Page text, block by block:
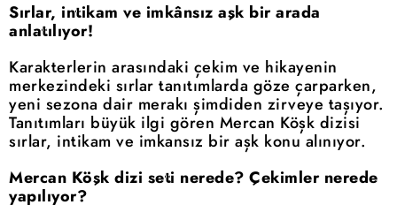
Sırlar, intikam ve imkânsız aşk bir arada
anlatılıyor!
Karakterlerin arasındaki çekim ve hikayenin
merkezindeki sırlar tanıtımlarda göze çarparken,
yeni sezona dair merakı şimdiden zirveye taşıyor.
Tanıtımları büyük ilgi gören Mercan Köşk dizisi
sırlar, intikam ve imkansız bir aşk konu alınıyor.
Mercan Köşk dizi seti nerede? Çekimler nerede
yapılıyor?